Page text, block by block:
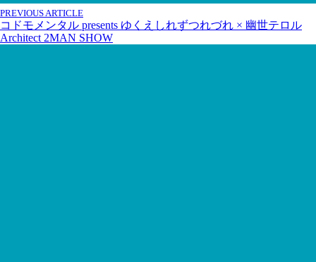
PREVIOUS ARTICLE
コドモメンタル presents ゆくえしれずつれづれ × 幽世テロル
Architect 2MAN SHOW